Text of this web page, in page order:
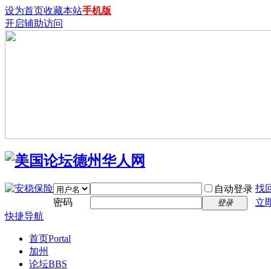
设为首页收藏本站手机版
开启辅助访问
自动登录 找
密码
登录
立
快捷导航
首页Portal
加州
论坛BBS